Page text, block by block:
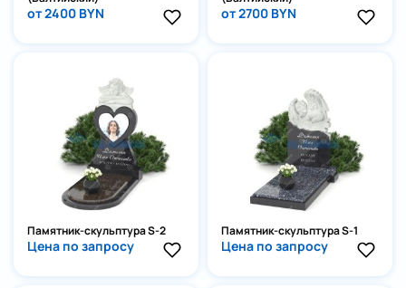
от 2400 BYN от 2700 BYN
Памятник-скульптура S-2
Цена по запросу
Памятник-скульптура S-1
Цена по запросу